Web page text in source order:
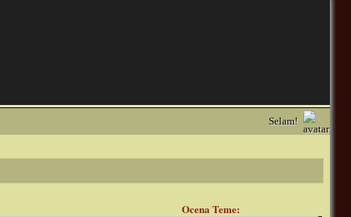
Selam!
Ocena Teme: